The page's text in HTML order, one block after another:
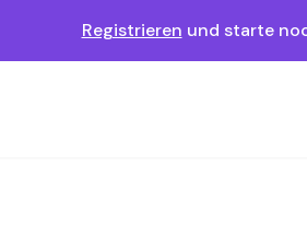
Registrieren und starte